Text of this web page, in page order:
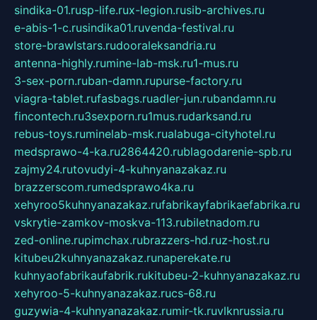
sindika-01.rusp-life.rux-legion.rusib-archives.ru
e-abis-1-c.rusindika01.ruvenda-festival.ru
store-brawlstars.rudooraleksandria.ru
antenna-highly.rumine-lab-msk.ru1-mus.ru
3-sex-porn.ruban-damn.rupurse-factory.ru
viagra-tablet.rufasbags.ruadler-jun.rubandamn.ru
fincontech.ru3sexporn.ru1mus.rudarksand.ru
rebus-toys.ruminelab-msk.rualabuga-cityhotel.ru
medsprawo-4-ka.ru2864420.rublagodarenie-spb.ru
zajmy24.rutovudyi-4-kuhnyanazakaz.ru
brazzerscom.rumedsprawo4ka.ru
xehyroo5kuhnyanazakaz.rufabrikayfabrikaefabrika.ru
vskrytie-zamkov-moskva-113.rubiletnadom.ru
zed-online.rupimchax.rubrazzers-hd.ruz-host.ru
kitubeu2kuhnyanazakaz.runaperekate.ru
kuhnyaofabrikaufabrik.rukitubeu-2-kuhnyanazakaz.ru
xehyroo-5-kuhnyanazakaz.rucs-68.ru
guzywia-4-kuhnyanazakaz.rumir-tk.ruvlknrussia.ru